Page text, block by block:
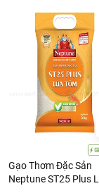
Lưu ý:Là thực
dụng sản phẩm khi
Thông tin nhà cung
Tên công ty:
BAO MINH
Địa chỉ: Số 123
Nam
Gạo Thơm Đặc Sản
Neptune ST25 Plus